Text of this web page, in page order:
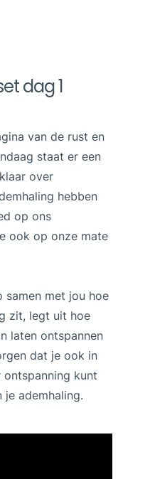
dag 1
van de rust en
staat er een
over
hebben
op ons
ook op onze mate
met jou hoe
zit, legt uit hoe
laten ontspannen
dat je ook in
ontspanning kunt
ademhaling.